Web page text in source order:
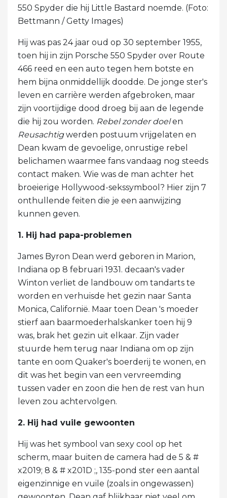
550 Spyder die hij Little Bastard noemde. (Foto:
Bettmann / Getty Images)
Hij was pas 24 jaar oud op 30 september 1955,
toen hij in zijn Porsche 550 Spyder over Route
466 reed en een auto tegen hem botste en
hem bijna onmiddellijk doodde. De jonge ster's
leven en carrière werden afgebroken, maar
zijn voortijdige dood droeg bij aan de legende
die hij zou worden. Rebel zonder doelen
Reusachtigwerden postuum vrijgelaten en
Dean kwam de gevoelige, onrustige rebel
belichamen waarmee fans vandaag nog steeds
contact maken. Wie was de man achter het
broeierige Hollywood-sekssymbool? Hier zijn 7
onthullende feiten die je een aanwijzing
kunnen geven.
1. Hij had papa-problemen
James Byron Dean werd geboren in Marion,
Indiana op 8 februari 1931. decaan's vader
Winton verliet de landbouw om tandarts te
worden en verhuisde het gezin naar Santa
Monica, Californië. Maar toen Dean 's moeder
stierf aan baarmoederhalskanker toen hij 9
was, brak het gezin uit elkaar. Zijn vader
stuurde hem terug naar Indiana om op zijn
tante en oom Quaker's boerderij te wonen, en
dit was het begin van een vervreemding
tussen vader en zoon die hen de rest van hun
leven zou achtervolgen.
2. Hij had vuile gewoonten
Hij was het symbool van sexy cool op het
scherm, maar buiten de camera had de 5 & #
x2019; 8 & # x201D ;, 135-pond ster een aantal
eigenzinnige en vuile (zoals in ongewassen)